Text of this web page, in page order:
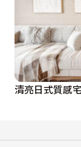
清亮日式質感